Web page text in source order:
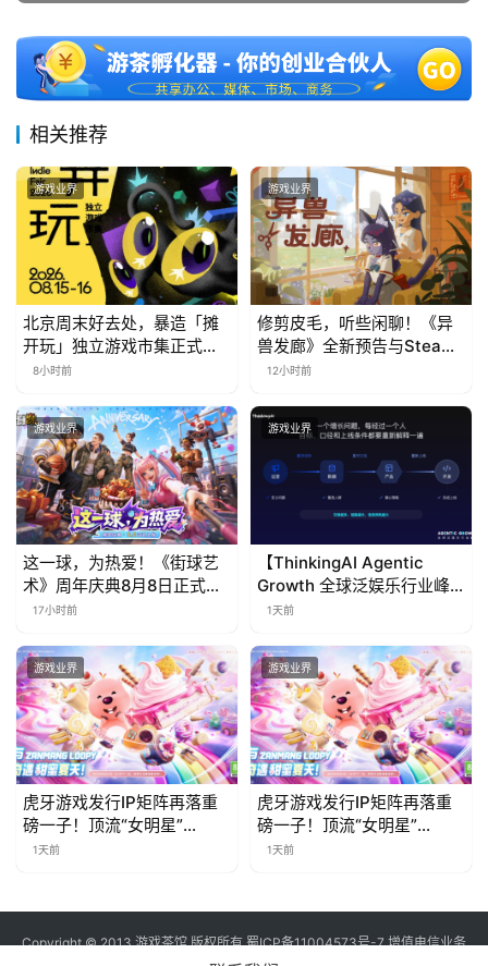
3
0
日
游
茶
对
接
会
上
海
站
中
文
(
国
)
相关推荐
游戏业界
北京周末好去处，暴造「摊
开玩」独立游戏市集正式开
票！
8小时前
游戏业界
修剪皮毛，听些闲聊！《异
兽发廊》全新预告与Steam
免费试玩公开
12小时前
游戏业界
这一球，为热爱！《街球艺
术》周年庆典8月8日正式上
线，多重福利与全新内容同
17小时前
游戏业界
【ThinkingAI Agentic
Growth 全球泛娱乐行业峰
会】Agent 时代，人到底负
1天前
游戏业界
虎牙游戏发行IP矩阵再落重
磅一子！顶流“女明星”
ZANMANG LOOPY 正版3D
1天前
游戏业界
虎牙游戏发行IP矩阵再落重
磅一子！顶流“女明星”
ZANMANG LOOPY 正版3D
1天前
Copyright © 2013 游戏茶馆 版权所有蜀ICP备11004573号-7增值电信业务
经营许可证 川B2-20170060号